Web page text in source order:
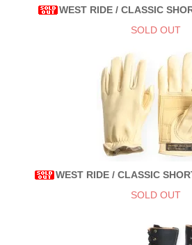
WEST RIDE / CLASSIC
SOLD OUT
WEST RIDE / CLASSIC
SOLD OUT